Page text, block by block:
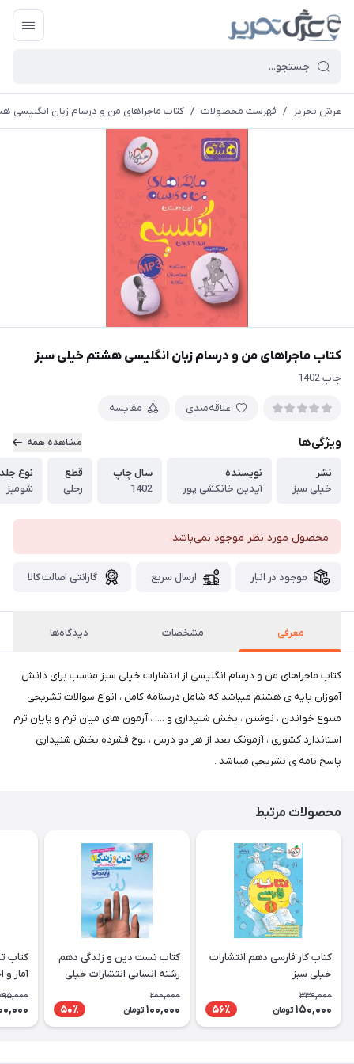
عرش تحریر / فهرست محصولات / کتاب ماجراهای من و درسام زبان انگلیسی
کتاب ماجراهای من و درسام زبان انگلیسی هشتم خیلی سبز
چاپ 1402
علاقه‌مندی مقایسه
ویژگی‌ها مشاهده همه
نشر
خیلی سبز
نویسنده
آیدین خانکشی پور
سال چاپ
1402
قطع
رحلی
نوع جلد
شومیز
محصول مورد نظر موجود نمی‌باشد.
موجود در انبار ارسال سریع گارانتی اصالت کالا
معرفی مشخصات دیدگاه‌ها
کتاب ماجراهای من و درسام انگلیسی از انتشارات خیلی سبز مناسب برای دانش
آموزان پایه ی هشتم میباشد که شامل درسنامه کامل ، انواع سوالات تشریحی
متنوع خواندن ، نوشتن ، بخش شنیداری و .... ، آزمون های میان ترم و پایان ترم
استاندارد کشوری ، آزمونک بعد از هر دو درس ، لوح فشرده بخش شنیداری
پاسخ نامه ی تشریحی میباشد .
محصولات مرتبط
کتاب کار فارسی دهم انتشارات
خیلی سبز
339,000
150,000 تومان 56٪
کتاب تست دین و زندگی دهم
رشته انسانی انتشارات خیلی
200,000
100,000 تومان 50٪
کتاب
آمار و